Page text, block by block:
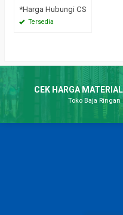
*Harga Hubungi CS
Tersedia
CEK HARGA MATERIAL
Toko Baja Ringan